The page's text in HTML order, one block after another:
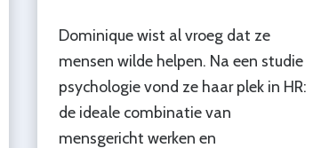
Dominique wist al vroeg dat ze
mensen wilde helpen. Na een studie
psychologie vond ze haar plek in HR:
de ideale combinatie van
mensgericht werken en